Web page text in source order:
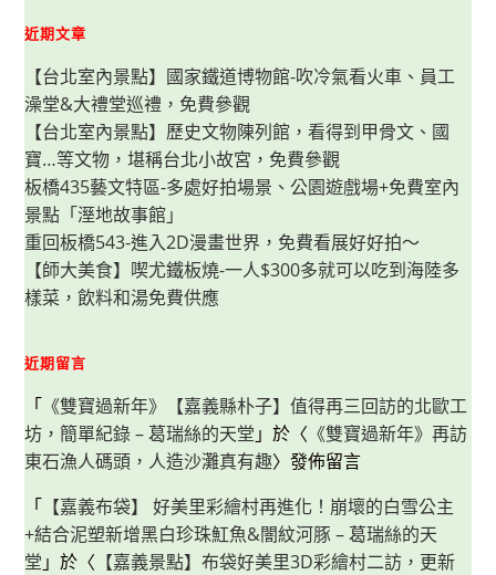
甜
點，
新
手
也
不
易
失
敗
近期文章
【台北室內景點】國家鐵道博物館-吹冷氣看火車、員工
澡堂&大禮堂巡禮，免費參觀
【台北室內景點】歷史文物陳列館，看得到甲骨文、國
寶…等文物，堪稱台北小故宮，免費參觀
板橋435藝文特區-多處好拍場景、公園遊戲場+免費室內
景點「溼地故事館」
重回板橋543-進入2D漫畫世界，免費看展好好拍～
【師大美食】喫尤鐵板燒-一人$300多就可以吃到海陸多
樣菜，飲料和湯免費供應
近期留言
「 《雙寶過新年》【嘉義縣朴子】值得再三回訪的北歐工
坊，簡單紀錄 – 葛瑞絲的天堂 」於〈 《雙寶過新年》再訪
東石漁人碼頭，人造沙灘真有趣〉發佈留言
「 【嘉義布袋】 好美里彩繪村再進化！崩壞的白雪公主
+結合泥塑新增黑白珍珠魟魚&闇紋河豚 – 葛瑞絲的天
堂 」於〈 【嘉義景點】布袋好美里3D彩繪村二訪，更新